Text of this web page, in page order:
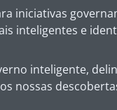
iniciativas
inteligentes e
inteligente,
nossas